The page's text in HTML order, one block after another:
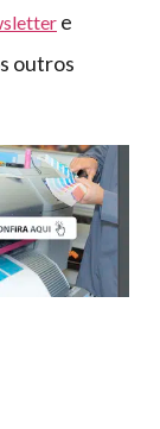
e
outros